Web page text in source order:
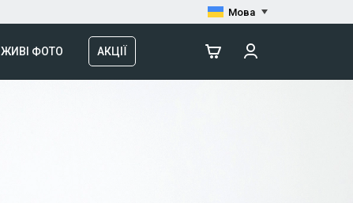
Мова
ЖИВІ ФОТО АКЦІЇ